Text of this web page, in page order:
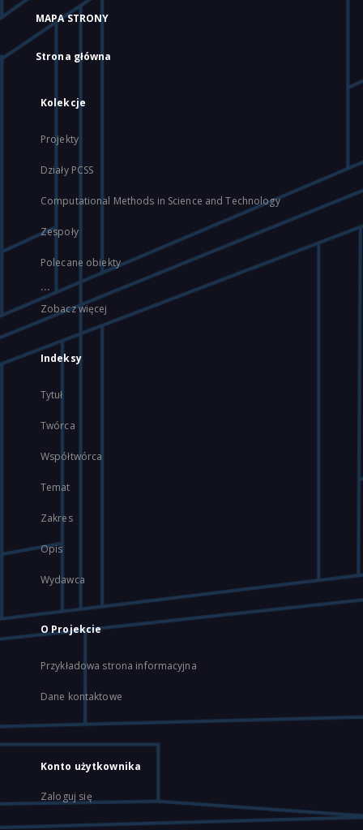
MAPA STRONY
Strona główna
Kolekcje
Projekty
Działy PCSS
Computational Methods in Science and Technology
Zespoły
Polecane obiekty
...
Zobacz więcej
Indeksy
Tytuł
Twórca
Współtwórca
Temat
Zakres
Opis
Wydawca
O Projekcie
Przykładowa strona informacyjna
Dane kontaktowe
Konto użytkownika
Zaloguj się